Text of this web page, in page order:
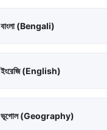
বাংলা (Bengali)
ইংরেজি (English)
ভূগোল (Geography)